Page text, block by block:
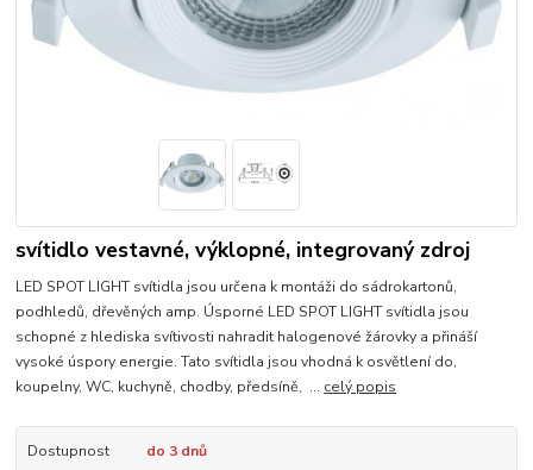
svítidlo vestavné, výklopné, integrovaný zdroj
LED SPOT LIGHT svítidla jsou určena k montáži do sádrokartonů,
podhledů, dřevěných amp. Úsporné LED SPOT LIGHT svítidla jsou
schopné z hlediska svítivosti nahradit halogenové žárovky a přináší
vysoké úspory energie. Tato svítidla jsou vhodná k osvětlení do,
koupelny, WC, kuchyně, chodby, předsíně, ... celý popis
Dostupnost do 3 dnů